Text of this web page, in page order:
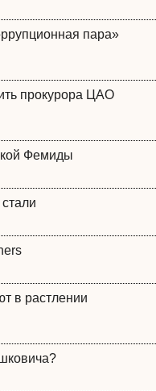
пара»
прокурора ЦАО
Фемиды
в растлении